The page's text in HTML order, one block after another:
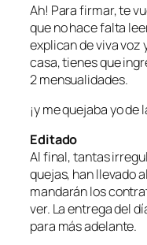
Ah! Para firmar, te
que no hace falta
explican de viva voz
casa, tienes que
2 mensualidades.
¡y me quejaba yo
Editado
Al final, tantas
quejas, han llevado
mandarán los
ver. La entrega del
para más adelante.